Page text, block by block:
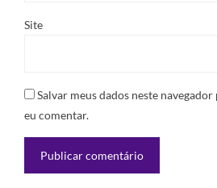
Site
Salvar meus dados neste
eu comentar.